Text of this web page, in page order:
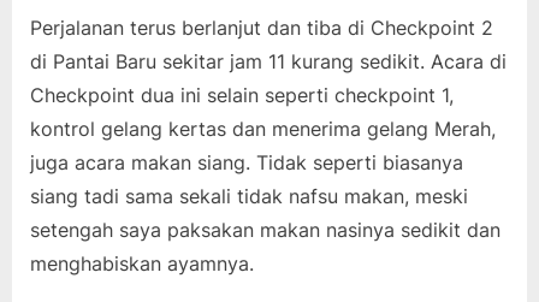
Perjalanan terus berlanjut dan tiba di Checkpoint 2
di Pantai Baru sekitar jam 11 kurang sedikit. Acara di
Checkpoint dua ini selain seperti checkpoint 1,
kontrol gelang kertas dan menerima gelang Merah,
juga acara makan siang. Tidak seperti biasanya
siang tadi sama sekali tidak nafsu makan, meski
setengah saya paksakan makan nasinya sedikit dan
menghabiskan ayamnya.